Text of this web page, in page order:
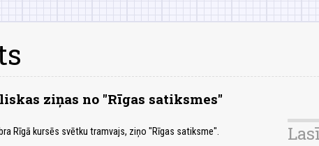
ziņas no "Rīgas satiksmes"
Rīgā kursēs svētku tramvajs, ziņo "Rīgas satiksme".